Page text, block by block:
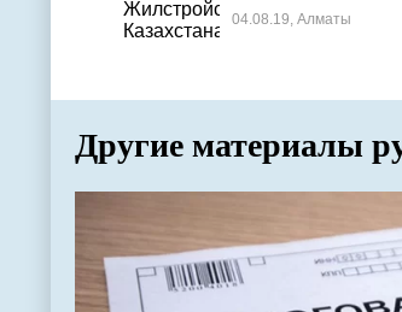
04.08.19, Алматы
Другие материалы